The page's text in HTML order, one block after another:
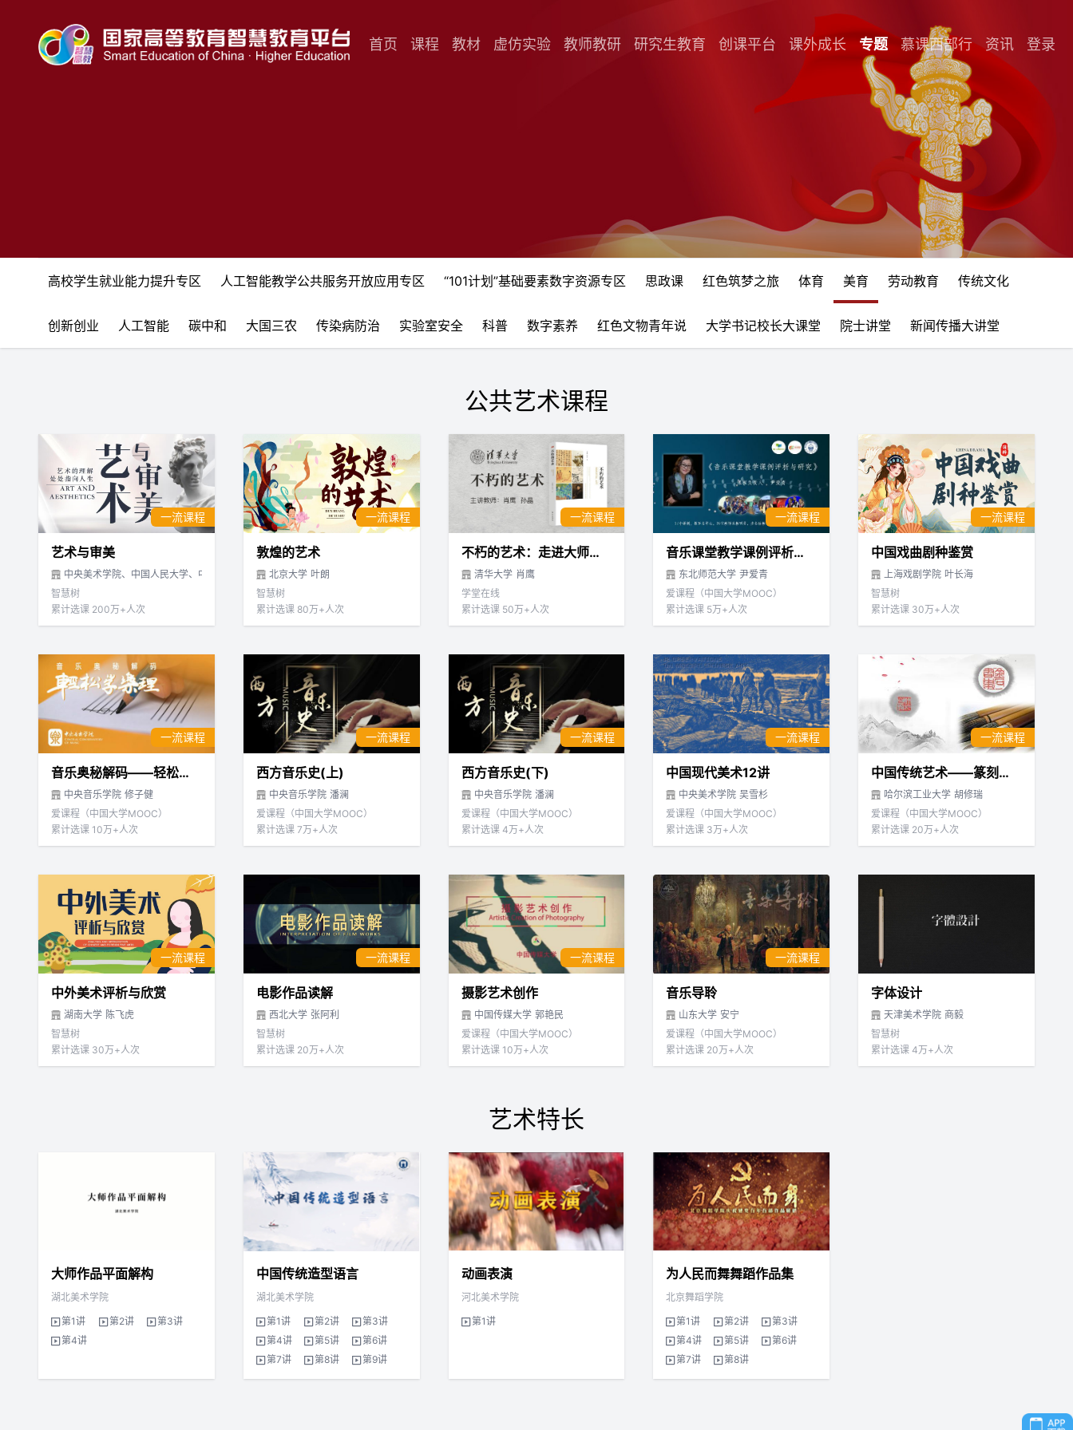
首页 课程 教材 虚仿实验 教师教研 研究生教育 创课平台 课外成长 专题 慕课西部行 资讯 登录
高校学生就业能力提升专区 人工智能教学公共服务开放应用专区 “101计划”基础要素数字资源专区 思政课 红色筑梦之旅 体育 美育 劳动教育 传统文化
创新创业 人工智能 碳中和 大国三农 传染病防治 实验室安全 科普 数字素养 红色文物青年说 大学书记校长大课堂 院士讲堂 新闻传播大讲堂
公共艺术课程
艺术与审美
一流课程
中央美术学院、中国人民大学、中国美术学院、天津音乐学院、清华大学、北京大学、北京舞蹈学院、北京语言大学
智慧树
累计选课 200万+人次
敦煌的艺术
一流课程
北京大学 叶朗
智慧树
累计选课 80万+人次
不朽的艺术：走进大师与经典
一流课程
清华大学 肖鹰
学堂在线
累计选课 50万+人次
音乐课堂教学课例评析与研究
一流课程
东北师范大学 尹爱青
爱课程（中国大学MOOC）
累计选课 5万+人次
中国戏曲剧种鉴赏
一流课程
上海戏剧学院 叶长海
智慧树
累计选课 30万+人次
音乐奥秘解码——轻松学乐理
一流课程
中央音乐学院 修子健
爱课程（中国大学MOOC）
累计选课 10万+人次
西方音乐史(上)
一流课程
中央音乐学院 潘澜
爱课程（中国大学MOOC）
累计选课 7万+人次
西方音乐史(下)
一流课程
中央音乐学院 潘澜
爱课程（中国大学MOOC）
累计选课 4万+人次
中国现代美术12讲
一流课程
中央美术学院 吴雪杉
爱课程（中国大学MOOC）
累计选课 3万+人次
中国传统艺术——篆刻、书法、水墨画体验与欣赏
一流课程
哈尔滨工业大学 胡修瑞
爱课程（中国大学MOOC）
累计选课 20万+人次
中外美术评析与欣赏
一流课程
湖南大学 陈飞虎
智慧树
累计选课 30万+人次
电影作品读解
一流课程
西北大学 张阿利
智慧树
累计选课 20万+人次
摄影艺术创作
一流课程
中国传媒大学 郭艳民
爱课程（中国大学MOOC）
累计选课 10万+人次
音乐导聆
一流课程
山东大学 安宁
爱课程（中国大学MOOC）
累计选课 20万+人次
字体设计
天津美术学院 商毅
智慧树
累计选课 4万+人次
艺术特长
大师作品平面解构
湖北美术学院
第1讲
第2讲
第3讲
第4讲
中国传统造型语言
湖北美术学院
第1讲
第2讲
第3讲
第4讲
第5讲
第6讲
第7讲
第8讲 第9讲
动画表演
河北美术学院
第1讲
为人民而舞舞蹈作品集
北京舞蹈学院
第1讲
第2讲
第3讲
第4讲
第5讲
第6讲
第7讲
第8讲